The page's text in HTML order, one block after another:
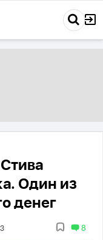
Один из
денег
8